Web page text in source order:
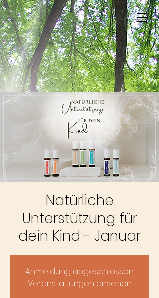
Natürliche
Unterstützung für
dein Kind - Januar
Anmeldung abgeschlossen
Veranstaltungen ansehen